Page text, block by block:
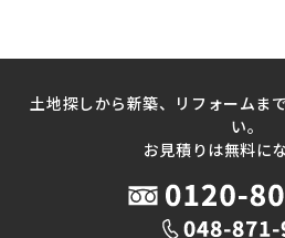
土地探しから新築、リフォームま
い。
お見積りは無料に